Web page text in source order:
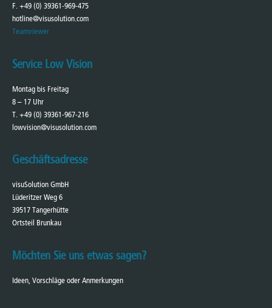
F. +49 (0) 39361-969-475
hotline@visusolution.com
Teamviewer
Service Low Vision
Montag bis Freitag
8 – 17 Uhr
T. +49 (0) 39361-967-216
lowvision@visusolution.com
Geschäftsadresse
visuSolution GmbH
Lüderitzer Weg 6
39517 Tangerhütte
Ortsteil Brunkau
Möchten Sie uns etwas sagen?
Ideen, Vorschläge oder Anmerkungen